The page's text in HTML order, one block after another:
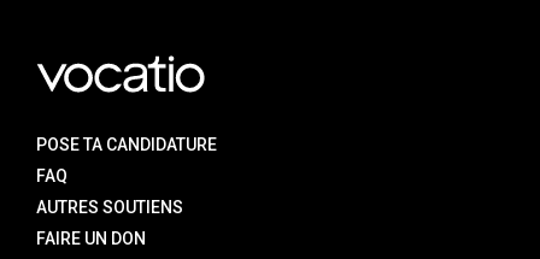
ARTS PLASTIQUES
POSE TA CANDIDATURE
FAQ
AUTRES SOUTIENS
FAIRE UN DON